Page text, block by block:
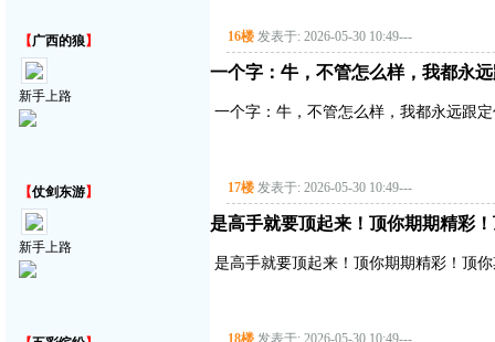
【广西的狼】
新手上路
16楼 发表于: 2026-05-30 10:49---
一个字：牛，不管怎么样，我都永
一个字：牛，不管怎么样，我都永远跟
【仗剑东游】
新手上路
17楼 发表于: 2026-05-30 10:49---
是高手就要顶起来！顶你期期精彩
是高手就要顶起来！顶你期期精彩！顶
18楼 发表于: 2026-05-30 10:49---